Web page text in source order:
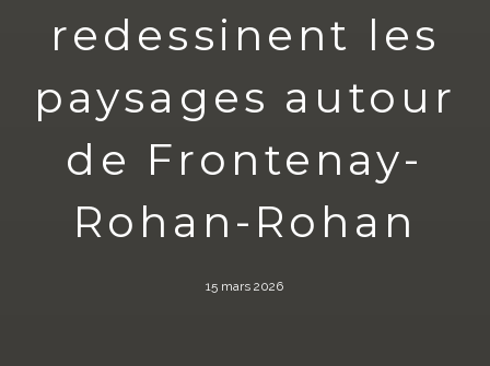
redessinent les
paysages autour
de Frontenay-
Rohan-Rohan
15 mars 2026